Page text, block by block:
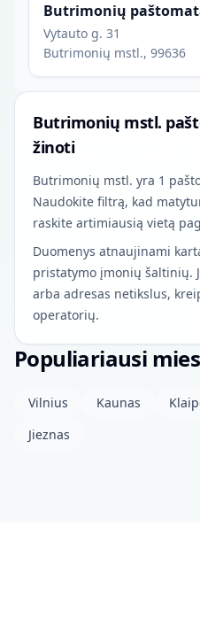
Butrimonių
Vytauto g. 31
Butrimonių mstl., 99636
Butrimonių mstl.
žinoti
Butrimonių mstl. yra 1
Naudokite filtrą, kad
raskite artimiausią vietą
Duomenys atnaujinami
pristatymo įmonių šaltinių.
arba adresas netikslus,
operatorių.
Populiariausi
Vilnius Kaunas
Jieznas